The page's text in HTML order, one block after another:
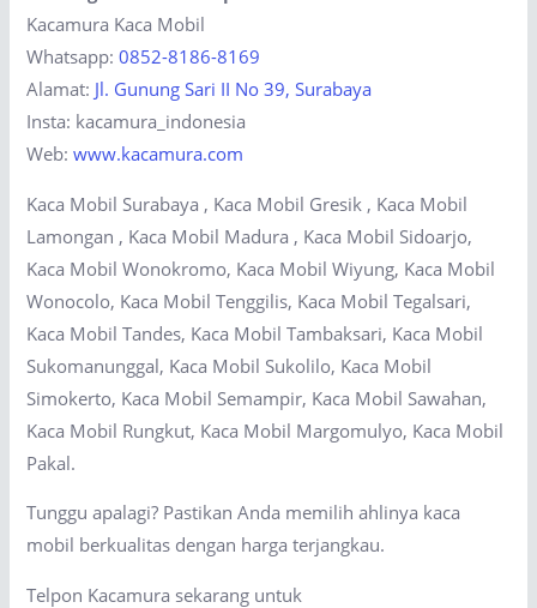
Kacamura Kaca Mobil
Whatsapp:0852-8186-8169
Alamat: Jl. Gunung Sari II No 39, Surabaya
Insta: kacamura_indonesia
Web:www.kacamura.com
Kaca Mobil Surabaya , Kaca Mobil Gresik , Kaca Mobil
Lamongan , Kaca Mobil Madura , Kaca Mobil Sidoarjo,
Kaca Mobil Wonokromo, Kaca Mobil Wiyung, Kaca Mobil
Wonocolo, Kaca Mobil Tenggilis, Kaca Mobil Tegalsari,
Kaca Mobil Tandes, Kaca Mobil Tambaksari, Kaca Mobil
Sukomanunggal, Kaca Mobil Sukolilo, Kaca Mobil
Simokerto, Kaca Mobil Semampir, Kaca Mobil Sawahan,
Kaca Mobil Rungkut, Kaca Mobil Margomulyo, Kaca Mobil
Pakal.
Tunggu apalagi? Pastikan Anda memilih ahlinya kaca
mobil berkualitas dengan harga terjangkau.
Telpon Kacamura sekarang untuk